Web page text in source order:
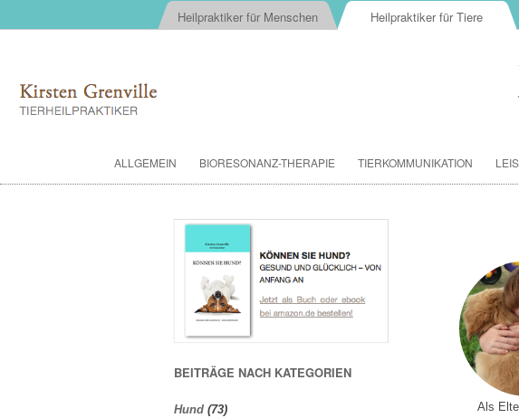
Heilpraktiker für Menschen Heilpraktiker für Tiere
ALLGEMEIN BIORESONANZ-THERAPIE TIERKOMMUNIKATION
Als
BEITRÄGE NACH KATEGORIEN
Hund (73)